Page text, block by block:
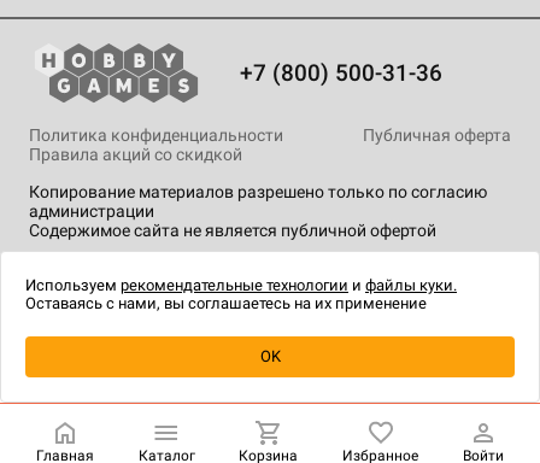
Купить
+7 (800) 500-31-36
Копирование материалов разрешено только по согласию
администрации
Содержимое сайта не является публичной офертой
Политика конфиденциальности
Публичная оферта
Правила акций со скидкой
технологии.
Главная Каталог Корзина Избранное Войти
Используем рекомендательные технологии и файлы куки.
Оставаясь с нами, вы соглашаетесь на их применение
OK